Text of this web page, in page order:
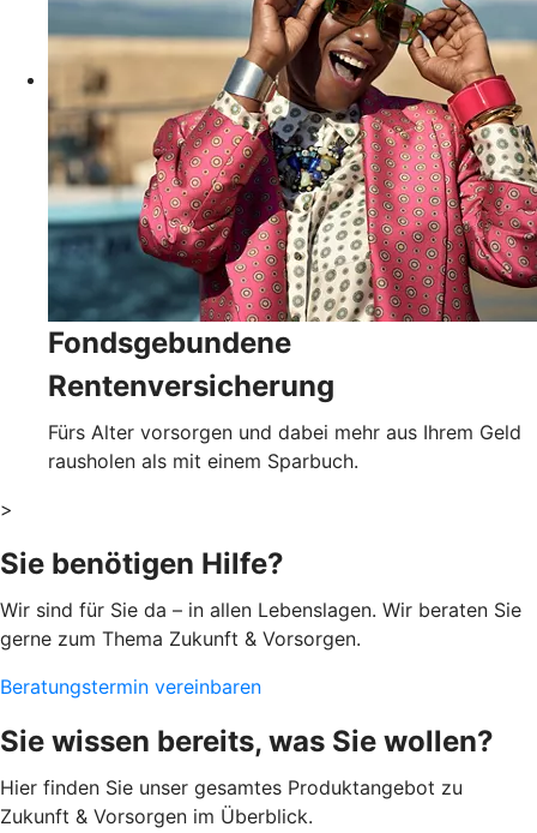
Fondsgebundene
Rentenversicherung
Fürs Alter vorsorgen und dabei mehr aus Ihrem Geld
rausholen als mit einem Sparbuch.
>
Sie benötigen Hilfe?
Wir sind für Sie da – in allen Lebenslagen. Wir beraten Sie
gerne zum Thema Zukunft & Vorsorgen.
Beratungstermin vereinbaren
Sie wissen bereits, was Sie wollen?
Hier finden Sie unser gesamtes Produktangebot zu
Zukunft & Vorsorgen im Überblick.